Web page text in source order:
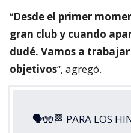
“Desde el primer
gran club y cuando
dudé. Vamos a
objetivos“, agregó.
🗣🧤🏁 PARA LOS